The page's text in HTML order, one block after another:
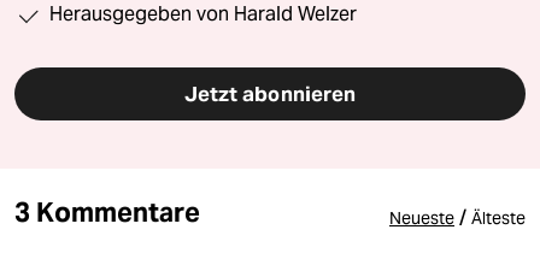
Herausgegeben von Harald Welzer
Jetzt abonnieren
3 Kommentare Neueste / Älteste